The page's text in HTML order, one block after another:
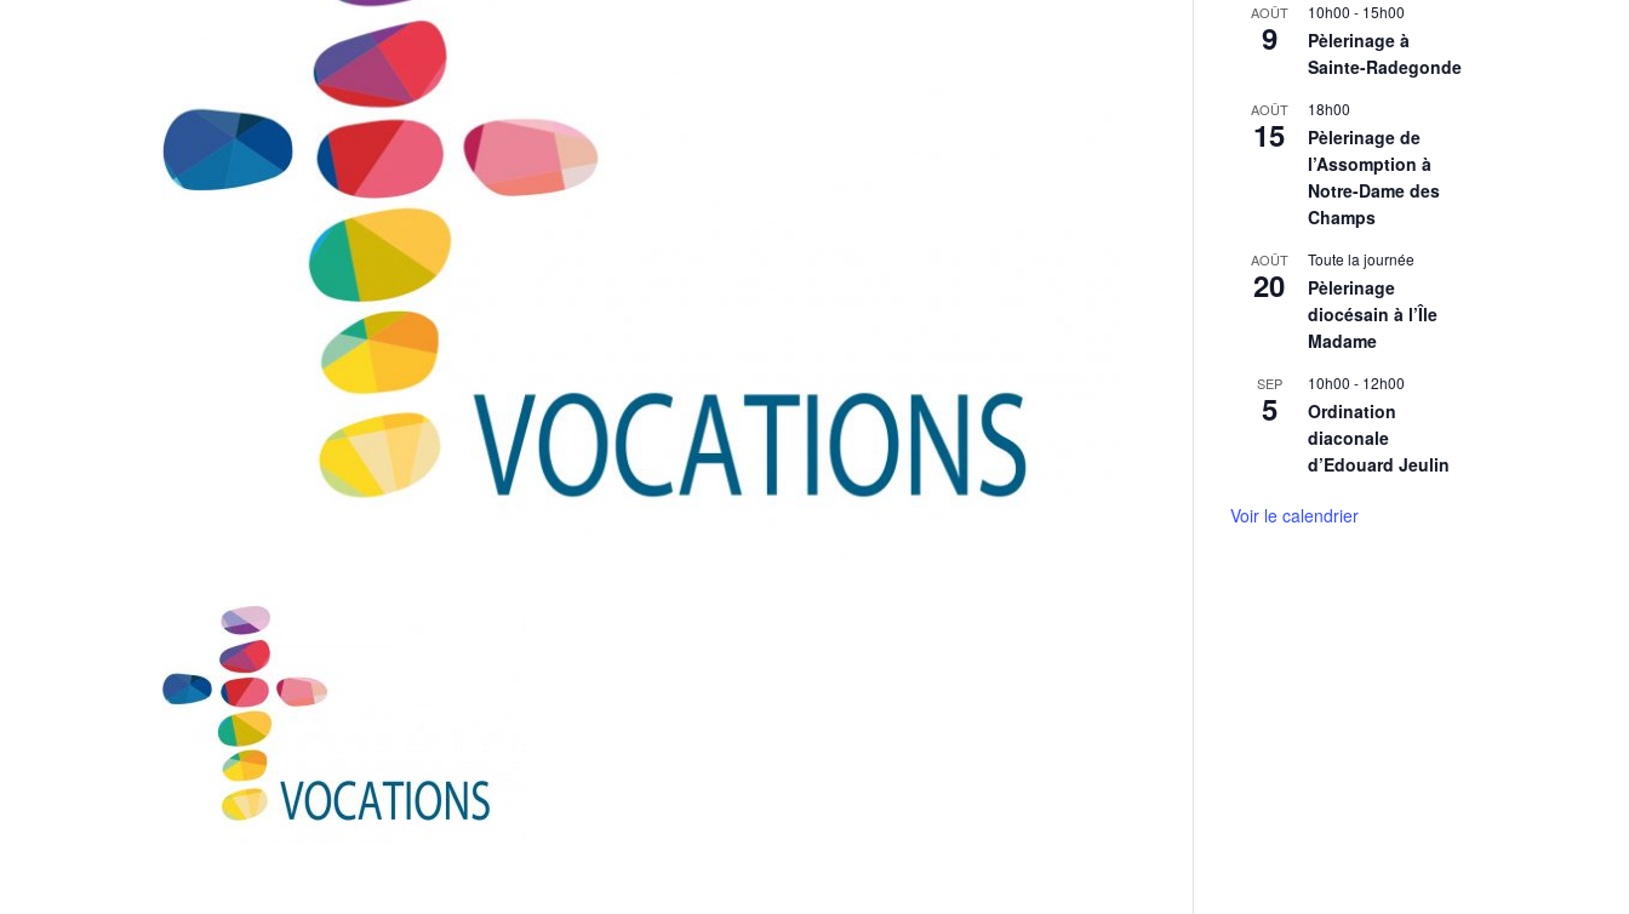
AOÛT
9
10h00 - 15h00
Pèlerinage à
Sainte-Radegonde
AOÛT
15
18h00
Pèlerinage de
l’Assomption à
Notre-Dame des
Champs
AOÛT
20
Toute la journée
Pèlerinage
diocésain à l’Île
Madame
SEP
5
10h00 - 12h00
Ordination
diaconale
d’Edouard Jeulin
Voir le calendrier